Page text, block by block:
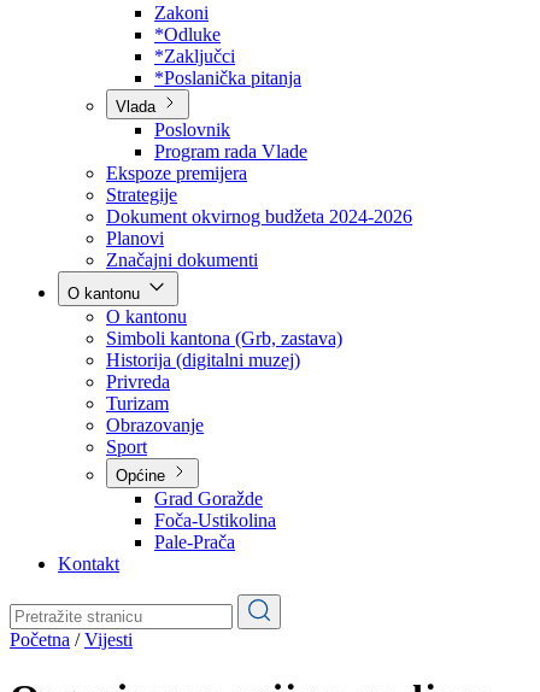
Poslovnik
Program rada Skupštine
Budžet 2026
Zakoni
*Odluke
*Zaključci
*Poslanička pitanja
Vlada
Poslovnik
Program rada Vlade
Ekspoze premijera
Strategije
Dokument okvirnog budžeta 2024-2026
Planovi
Značajni dokumenti
O kantonu
O kantonu
Simboli kantona (Grb, zastava)
Historija (digitalni muzej)
Privreda
Turizam
Obrazovanje
Općine
Pale-Prača
Kontakt